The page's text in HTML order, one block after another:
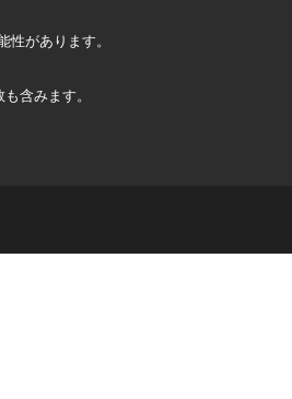
があります。
含みます。